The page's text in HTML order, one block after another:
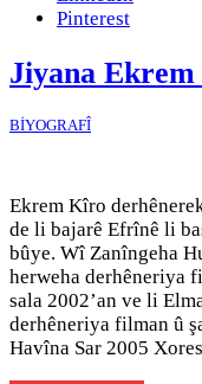
Pinterest
Jiyana
BİYOGRAFÎ
Ekrem Kîro
de li bajarê Efrînê li
bûye. Wî Zanîngeha
herweha derhêneriya
sala 2002’an ve li
derhêneriya filman û
Havîna Sar 2005